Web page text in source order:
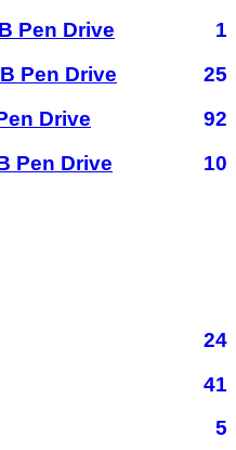
Pen Drive
1
Pen Drive
25
Drive
92
Pen Drive
10
24
41
5